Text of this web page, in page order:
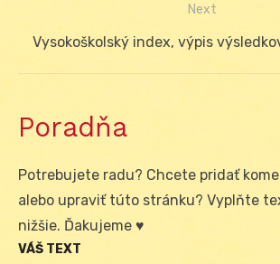
Next
Next
Vysokoškolský index, výpis
Poradňa
Potrebujete radu? Chcete pridať
alebo upraviť túto stránku? Vyplňte
nižšie. Ďakujeme ♥
VÁŠ TEXT